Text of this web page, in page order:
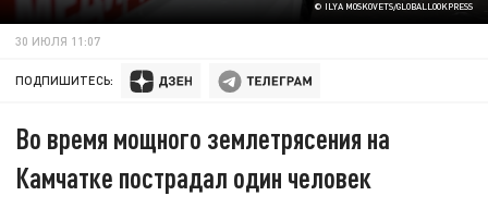
© ILYA MOSKOVETS/GLOBALLOOKPRESS
30 ИЮЛЯ 11:07
ПОДПИШИТЕСЬ:
Во время мощного землетрясения на
Камчатке пострадал один человек